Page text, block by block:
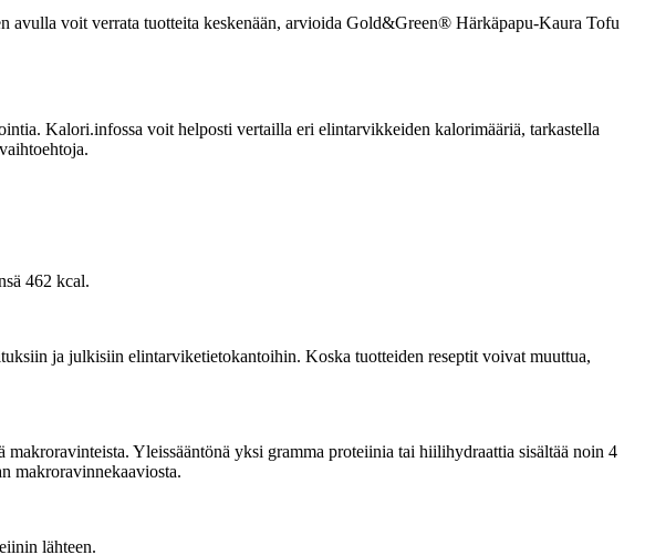
avulla voit verrata tuotteita keskenään, arvioida Gold&Green® Härkäpapu-Kaura Tofu
Kalori.infossa voit helposti vertailla eri elintarvikkeiden kalorimääriä, tarkastella
462 kcal.
ja julkisiin elintarviketietokantoihin. Koska tuotteiden reseptit voivat muuttua,
Yleissääntönä yksi gramma proteiinia tai hiilihydraattia sisältää noin 4
makroravinnekaaviosta.
lähteen.